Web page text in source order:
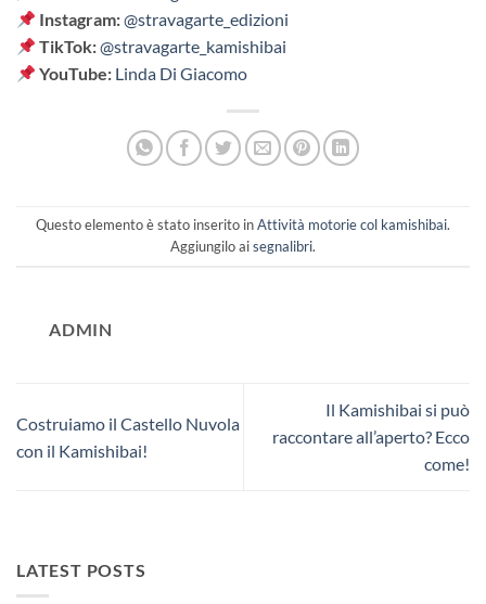
Instagram:@stravagarte_edizioni
TikTok:@stravagarte_kamishibai
YouTube: Linda Di Giacomo
Questo elemento è stato inserito inAttività motorie col kamishibai.
Aggiungilo aisegnalibri.
ADMIN
Costruiamo il Castello Nuvola
con il Kamishibai!
Il Kamishibai si può
raccontare all’aperto? Ecco
come!
LATEST POSTS